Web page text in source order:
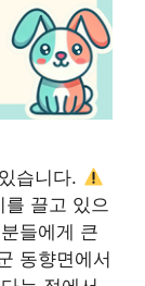
습니다.
를 끌고 있으
들에게 큰
동향면에서